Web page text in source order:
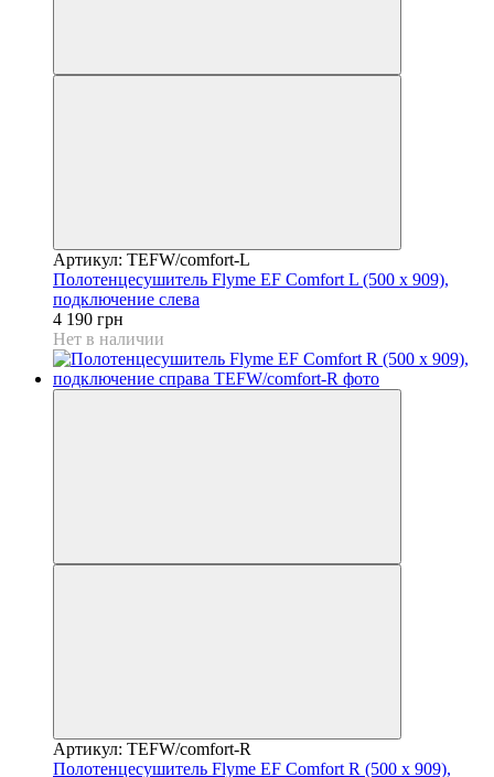
Артикул: TEFW/comfort-L
Полотенцесушитель Flyme EF Comfort L (500 х 909),
подключение слева
4 190 грн
Нет в наличии
Артикул: TEFW/comfort-R
Полотенцесушитель Flyme EF Comfort R (500 х 909),